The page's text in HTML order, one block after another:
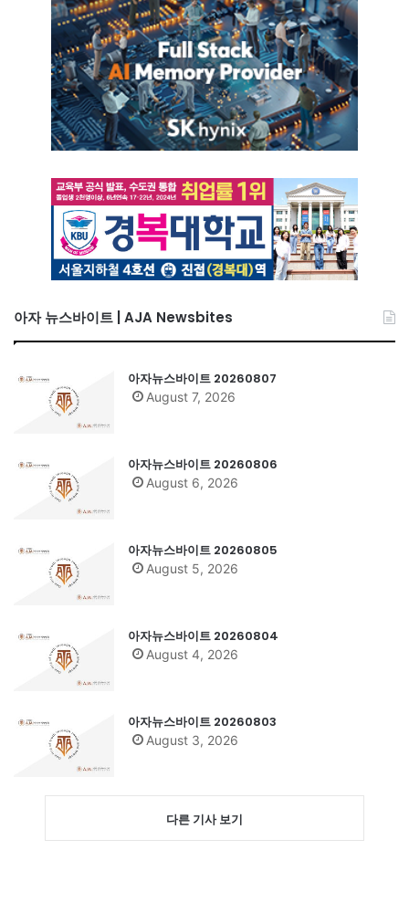
아자 뉴스바이트 | AJA Newsbites
아자뉴스바이트 20260807
August 7, 2026
아자뉴스바이트 20260806
August 6, 2026
아자뉴스바이트 20260805
August 5, 2026
아자뉴스바이트 20260804
August 4, 2026
아자뉴스바이트 20260803
August 3, 2026
다른 기사 보기